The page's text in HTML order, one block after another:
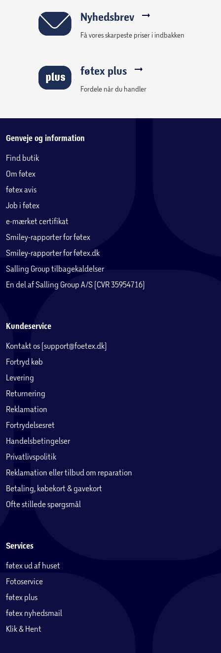
Nyhedsbrev
Få vores skarpeste priser i indbakken
føtex plus
Fordele når du handler
Genveje og information
Find butik
Om føtex
føtex avis
Job i føtex
e-mærket certifikat
Smiley-rapporter for føtex
Smiley-rapporter for føtex.dk
Salling Group tilbagekaldelser
En del af Salling Group A/S (CVR 35954716)
Kundeservice
Kontakt os (support@foetex.dk)
Fortryd køb
Levering
Returnering
Reklamation
Fortrydelsesret
Handelsbetingelser
Privatlivspolitik
Reklamation eller tilbud om reparation
Betaling, købekort & gavekort
Ofte stillede spørgsmål
Services
føtex ud af huset
Fotoservice
føtex plus
føtex nyhedsmail
Klik & Hent